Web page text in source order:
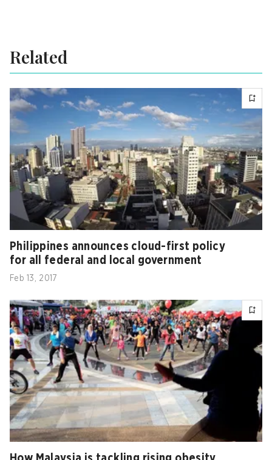
Related
Philippines announces cloud-first policy
for all federal and local government
Feb 13, 2017